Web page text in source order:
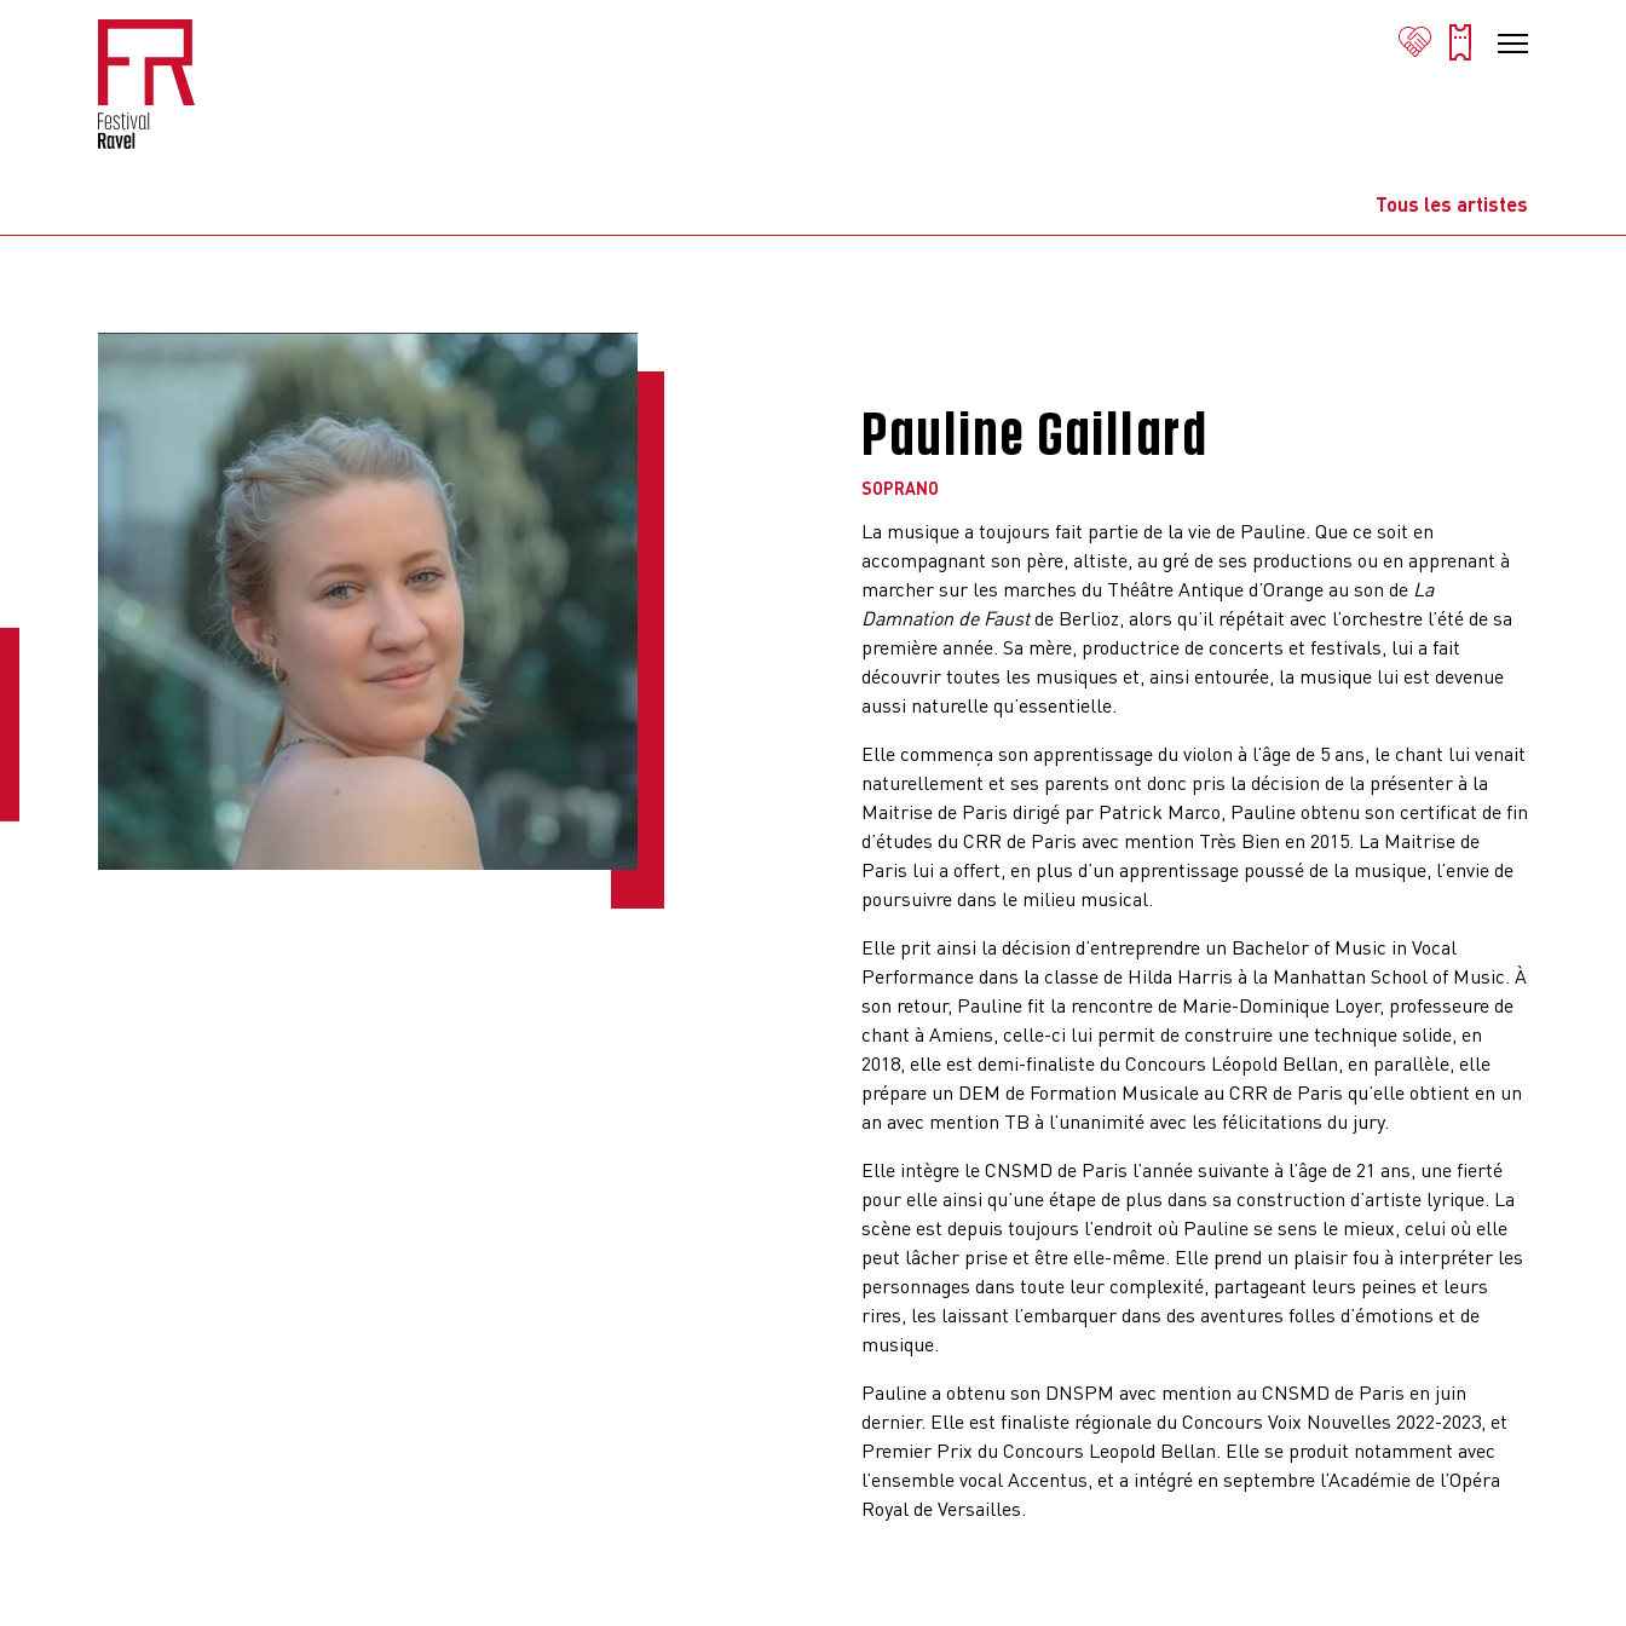
Tous les artistes
Pauline Gaillard
SOPRANO
La musique a toujours fait partie de la vie de Pauline. Que ce soit en
accompagnant son père, altiste, au gré de ses productions ou en apprenant à
marcher sur les marches du Théâtre Antique d’Orange au son de La
Damnation de Faustde Berlioz, alors qu’il répétait avec l’orchestre l’été de sa
première année. Sa mère, productrice de concerts et festivals, lui a fait
découvrir toutes les musiques et, ainsi entourée, la musique lui est devenue
aussi naturelle qu’essentielle.
Elle commença son apprentissage du violon à l’âge de 5 ans, le chant lui venait
naturellement et ses parents ont donc pris la décision de la présenter à la
Maitrise de Paris dirigé par Patrick Marco, Pauline obtenu son certificat de fin
d’études du CRR de Paris avec mention Très Bien en 2015. La Maitrise de
Paris lui a offert, en plus d’un apprentissage poussé de la musique, l’envie de
poursuivre dans le milieu musical.
Elle prit ainsi la décision d’entreprendre un Bachelor of Music in Vocal
Performance dans la classe de Hilda Harris à la Manhattan School of Music. À
son retour, Pauline fit la rencontre de Marie-Dominique Loyer, professeure de
chant à Amiens, celle-ci lui permit de construire une technique solide, en
2018, elle est demi-finaliste du Concours Léopold Bellan, en parallèle, elle
prépare un DEM de Formation Musicale au CRR de Paris qu’elle obtient en un
an avec mention TB à l’unanimité avec les félicitations du jury.
Elle intègre le CNSMD de Paris l’année suivante à l’âge de 21 ans, une fierté
pour elle ainsi qu’une étape de plus dans sa construction d’artiste lyrique. La
scène est depuis toujours l’endroit où Pauline se sens le mieux, celui où elle
peut lâcher prise et être elle-même. Elle prend un plaisir fou à interpréter les
personnages dans toute leur complexité, partageant leurs peines et leurs
rires, les laissant l’embarquer dans des aventures folles d’émotions et de
musique.
Pauline a obtenu son DNSPM avec mention au CNSMD de Paris en juin
dernier. Elle est finaliste régionale du Concours Voix Nouvelles 2022-2023, et
Premier Prix du Concours Leopold Bellan. Elle se produit notamment avec
l’ensemble vocal Accentus, et a intégré en septembre l’Académie de l’Opéra
Royal de Versailles.